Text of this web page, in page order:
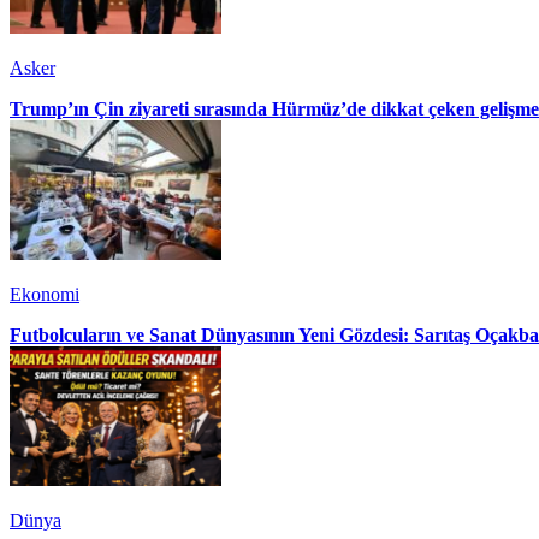
Asker
Trump’ın Çin ziyareti sırasında Hürmüz’de dikkat çeken gelişme
Ekonomi
Futbolcuların ve Sanat Dünyasının Yeni Gözdesi: Sarıtaş
Dünya